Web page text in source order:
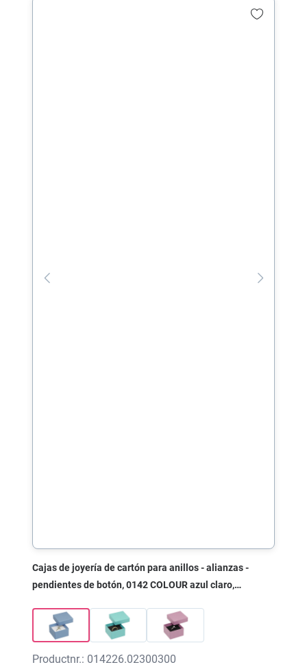
Cajas de joyería de cartón para anillos - alianzas -
pendientes de botón, 0142 COLOUR azul claro,
Productnr.: 014226.02300300